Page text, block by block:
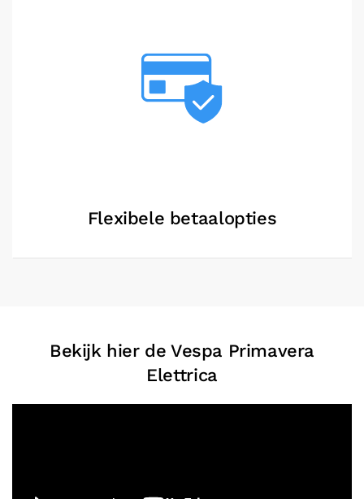
Flexibele betaalopties
Bekijk hier de Vespa Primavera
Elettrica